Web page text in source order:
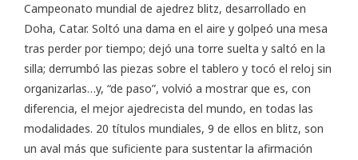
Campeonato mundial de ajedrez blitz, desarrollado en
Doha, Catar. Soltó una dama en el aire y golpeó una mesa
tras perder por tiempo; dejó una torre suelta y saltó en la
silla; derrumbó las piezas sobre el tablero y tocó el reloj sin
organizarlas…y, “de paso”, volvió a mostrar que es, con
diferencia, el mejor ajedrecista del mundo, en todas las
modalidades. 20 títulos mundiales, 9 de ellos en blitz, son
un aval más que suficiente para sustentar la afirmación